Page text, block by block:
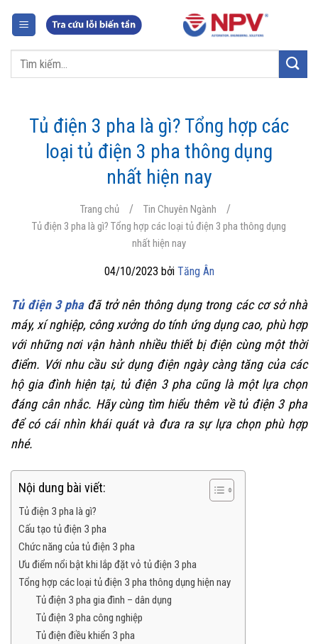
dungTìm
Tủ điện 3 pha là gì? Tổng hợp các
loại tủ điện 3 pha thông dụng
nhất hiện nay
Trang chủ / Tin Chuyên Ngành /
Tủ điện 3 pha là gì? Tổng hợp các loại tủ điện 3 pha thông dụng
nhất hiện nay
04/10/2023 bởi Tăng Ân
Tủ điện 3 phađã trở nên thông dụng trong các cơ sở nhà
máy, xí nghiệp, công xưởng do tính ứng dụng cao, phù hợp
với những nơi vận hành nhiều thiết bị điện cùng một thời
điểm. Với nhu cầu sử dụng điện ngày càng tăng của các
hộ gia đình hiện tại, tủ điện 3 pha cũng là một lựa chọn
đáng cân nhắc. Hãy cùng tìm hiểu thêm về tủ điện 3 pha
để có cái nhìn khái quát và đưa ra sự lựa chọn phù hợp
nhé.
Nội dung bài viết:
Tủ điện 3 pha là gì?
Cấu tạo tủ điện 3 pha
Chức năng của tủ điện 3 pha
Ưu điểm nổi bật khi lắp đặt vỏ tủ điện 3 pha
Tổng hợp các loại tủ điện 3 pha thông dụng hiện nay
Tủ điện 3 pha gia đình – dân dụng
Tủ điện 3 pha công nghiệp
Tủ điện điều khiển 3 pha